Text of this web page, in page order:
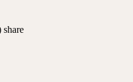
share